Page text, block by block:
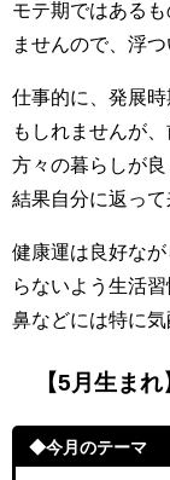
モテ期ではある
ませんので、浮
仕事的に、発展
もしれませんが
方々の暮らしが
結果自分に返って
健康運は良好な
らないよう生活
鼻などには特に気
【5月生ま
◆今月のテーマ